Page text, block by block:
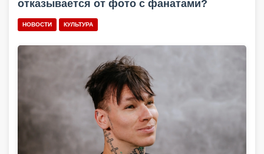
отказывается от фото с фанатами?
НОВОСТИ КУЛЬТУРА